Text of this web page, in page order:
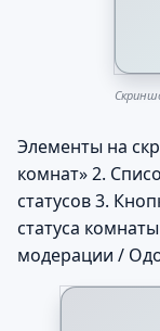
Элементы на
комнат» 2.
статусов 3.
статуса
модерации /